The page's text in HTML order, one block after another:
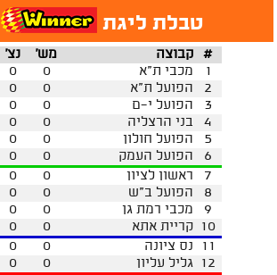
טבלת ליגת
נצ' מש' קבוצה
#
0 0 מכבי ת"א
1
0 0 הפועל ת"א
2
0 0 הפועל י-ם
3
0 0 בני הרצליה
4
0 0 הפועל חולון
5
0 0 הפועל העמק
6
0 0 ראשון לציון
7
0 0 הפועל ב"ש
8
0 0 מכבי רמת גן
9
0 0 קריית אתא 10
0 0 נס ציונה
11
0 0 גליל עליון 12